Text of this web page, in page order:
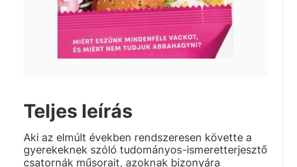
Teljes leírás
Aki az elmúlt években rendszeresen követte a
gyerekeknek szóló tudományos-ismeretterjesztő
csatornák műsorait, azoknak bizonyára